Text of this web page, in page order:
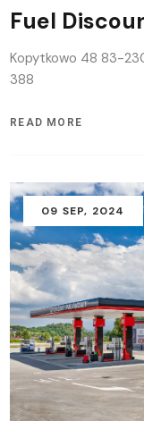
Fuel
Kopytkowo 48 83-
388
READ MORE
09 SEP, 2024